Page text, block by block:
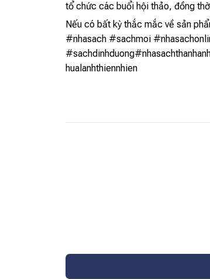
tổ chức các buổi hội thảo, đồng
Nếu có bất kỳ thắc mắc về sản
#nhasach #sachmoi
hualanhthiennhien